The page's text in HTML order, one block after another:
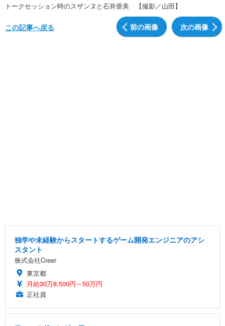
トークセッション時のスザンヌと石井亜美 【撮影／山田】
前の画像 次の画像
この記事へ戻る
独学や未経験からスタートするゲーム開発エンジニアのアシ
スタント
株式会社Creer
東京都
月給30万8,500円～50万円
正社員